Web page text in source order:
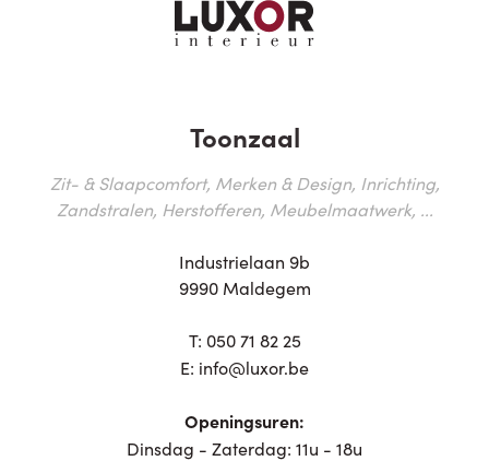
Toonzaal
Zit- & Slaapcomfort, Merken & Design, Inrichting,
Zandstralen, Herstofferen, Meubelmaatwerk, ...
Industrielaan 9b
9990 Maldegem
T: 050 71 82 25
E: info@luxor.be
Openingsuren:
Dinsdag - Zaterdag: 11u - 18u